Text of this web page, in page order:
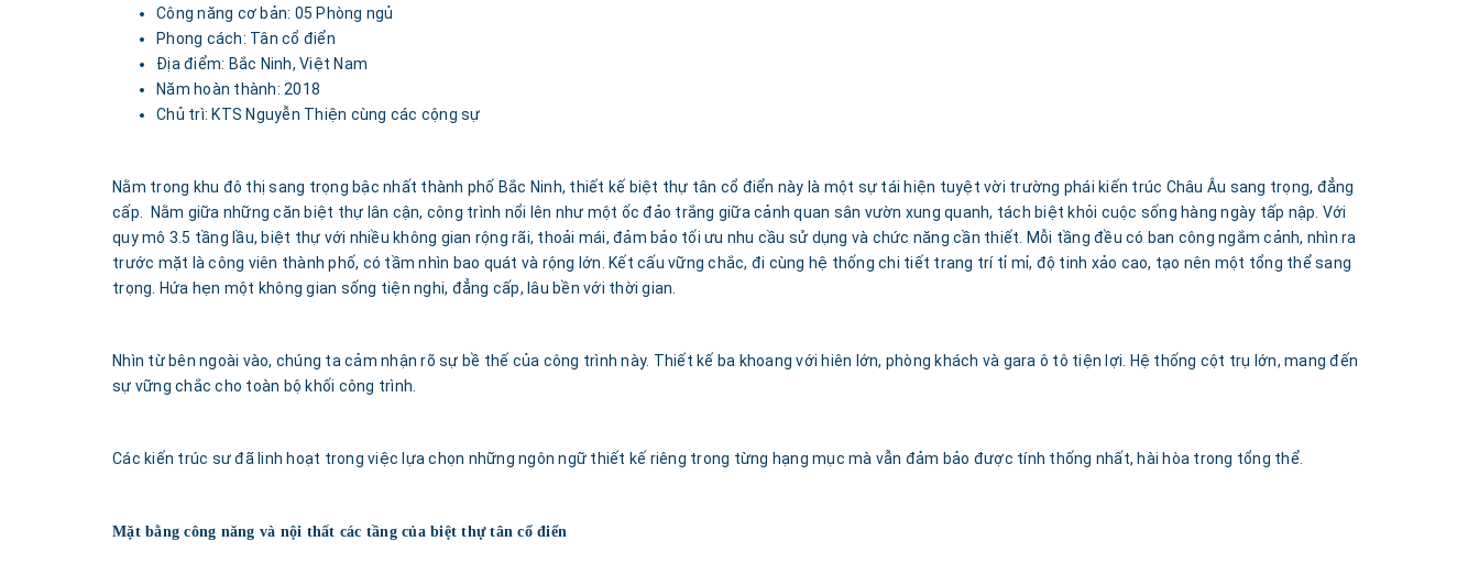
Công năng cơ bản: 05 Phòng ngủ
Phong cách: Tân cổ điển
Địa điểm: Bắc Ninh, Việt Nam
Năm hoàn thành: 2018
Chủ trì: KTS Nguyễn Thiện cùng các cộng sự
Nằm trong khu đô thị sang trọng bậc nhất thành phố Bắc Ninh, thiết kế biệt thự tân cổ điển này là một sự tái hiện tuyệt vời trường phái kiến trúc Châu Âu sang trọng, đẳng
cấp. Nằm giữa những căn biệt thự lân cận, công trình nổi lên như một ốc đảo trắng giữa cảnh quan sân vườn xung quanh, tách biệt khỏi cuộc sống hàng ngày tấp nập. Với
quy mô 3.5 tầng lầu, biệt thự với nhiều không gian rộng rãi, thoải mái, đảm bảo tối ưu nhu cầu sử dụng và chức năng cần thiết. Mỗi tầng đều có ban công ngắm cảnh, nhìn ra
trước mặt là công viên thành phố, có tầm nhìn bao quát và rộng lớn. Kết cấu vững chắc, đi cùng hệ thống chi tiết trang trí tỉ mỉ, độ tinh xảo cao, tạo nên một tổng thể sang
trọng. Hứa hẹn một không gian sống tiện nghi, đẳng cấp, lâu bền với thời gian.
Nhìn từ bên ngoài vào, chúng ta cảm nhận rõ sự bề thế của công trình này. Thiết kế ba khoang với hiên lớn, phòng khách và gara ô tô tiện lợi. Hệ thống cột trụ lớn, mang đến
sự vững chắc cho toàn bộ khối công trình.
Các kiến trúc sư đã linh hoạt trong việc lựa chọn những ngôn ngữ thiết kế riêng trong từng hạng mục mà vẫn đảm bảo được tính thống nhất, hài hòa trong tổng thể.
Mặt bằng công năng và nội thất các tầng của biệt thự tân cổ điển